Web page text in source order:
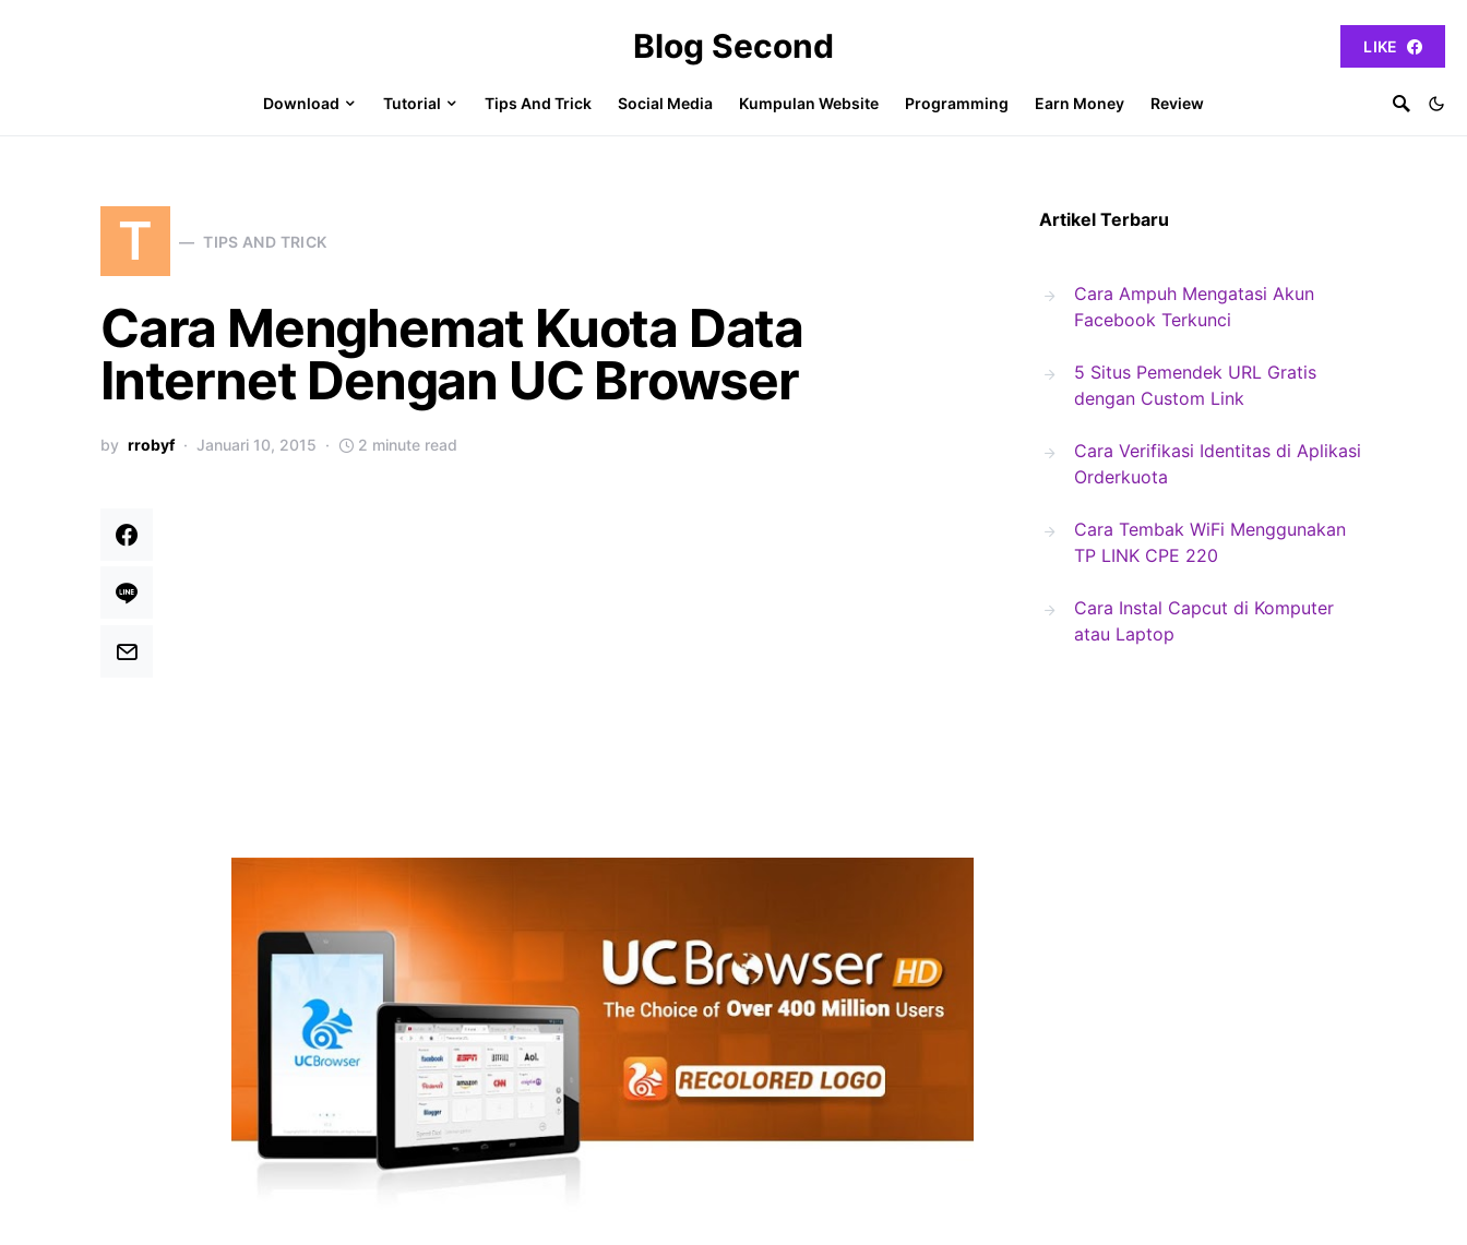
Blog Second LIKE
Download Tutorial Tips And Trick Social Media Kumpulan Website Programming Earn Money Review
T TIPS AND TRICK
Cara Menghemat Kuota Data
Internet Dengan UC Browser
by rrobyf Januari 10, 2015 2 minute read
Artikel Terbaru
Cara Ampuh Mengatasi Akun
Facebook Terkunci
5 Situs Pemendek URL Gratis
dengan Custom Link
Cara Verifikasi Identitas di Aplikasi
Orderkuota
Cara Tembak WiFi Menggunakan
TP LINK CPE 220
Cara Instal Capcut di Komputer
atau Laptop